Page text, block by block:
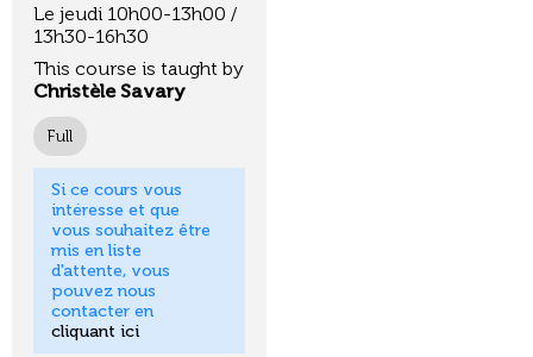
Le jeudi 10h00-13h00 /
13h30-16h30
This course is taught by
Christèle Savary
Full
Si ce cours vous
intéresse et que
vous souhaitez être
mis en liste
d'attente, vous
pouvez nous
contacter en
cliquant ici